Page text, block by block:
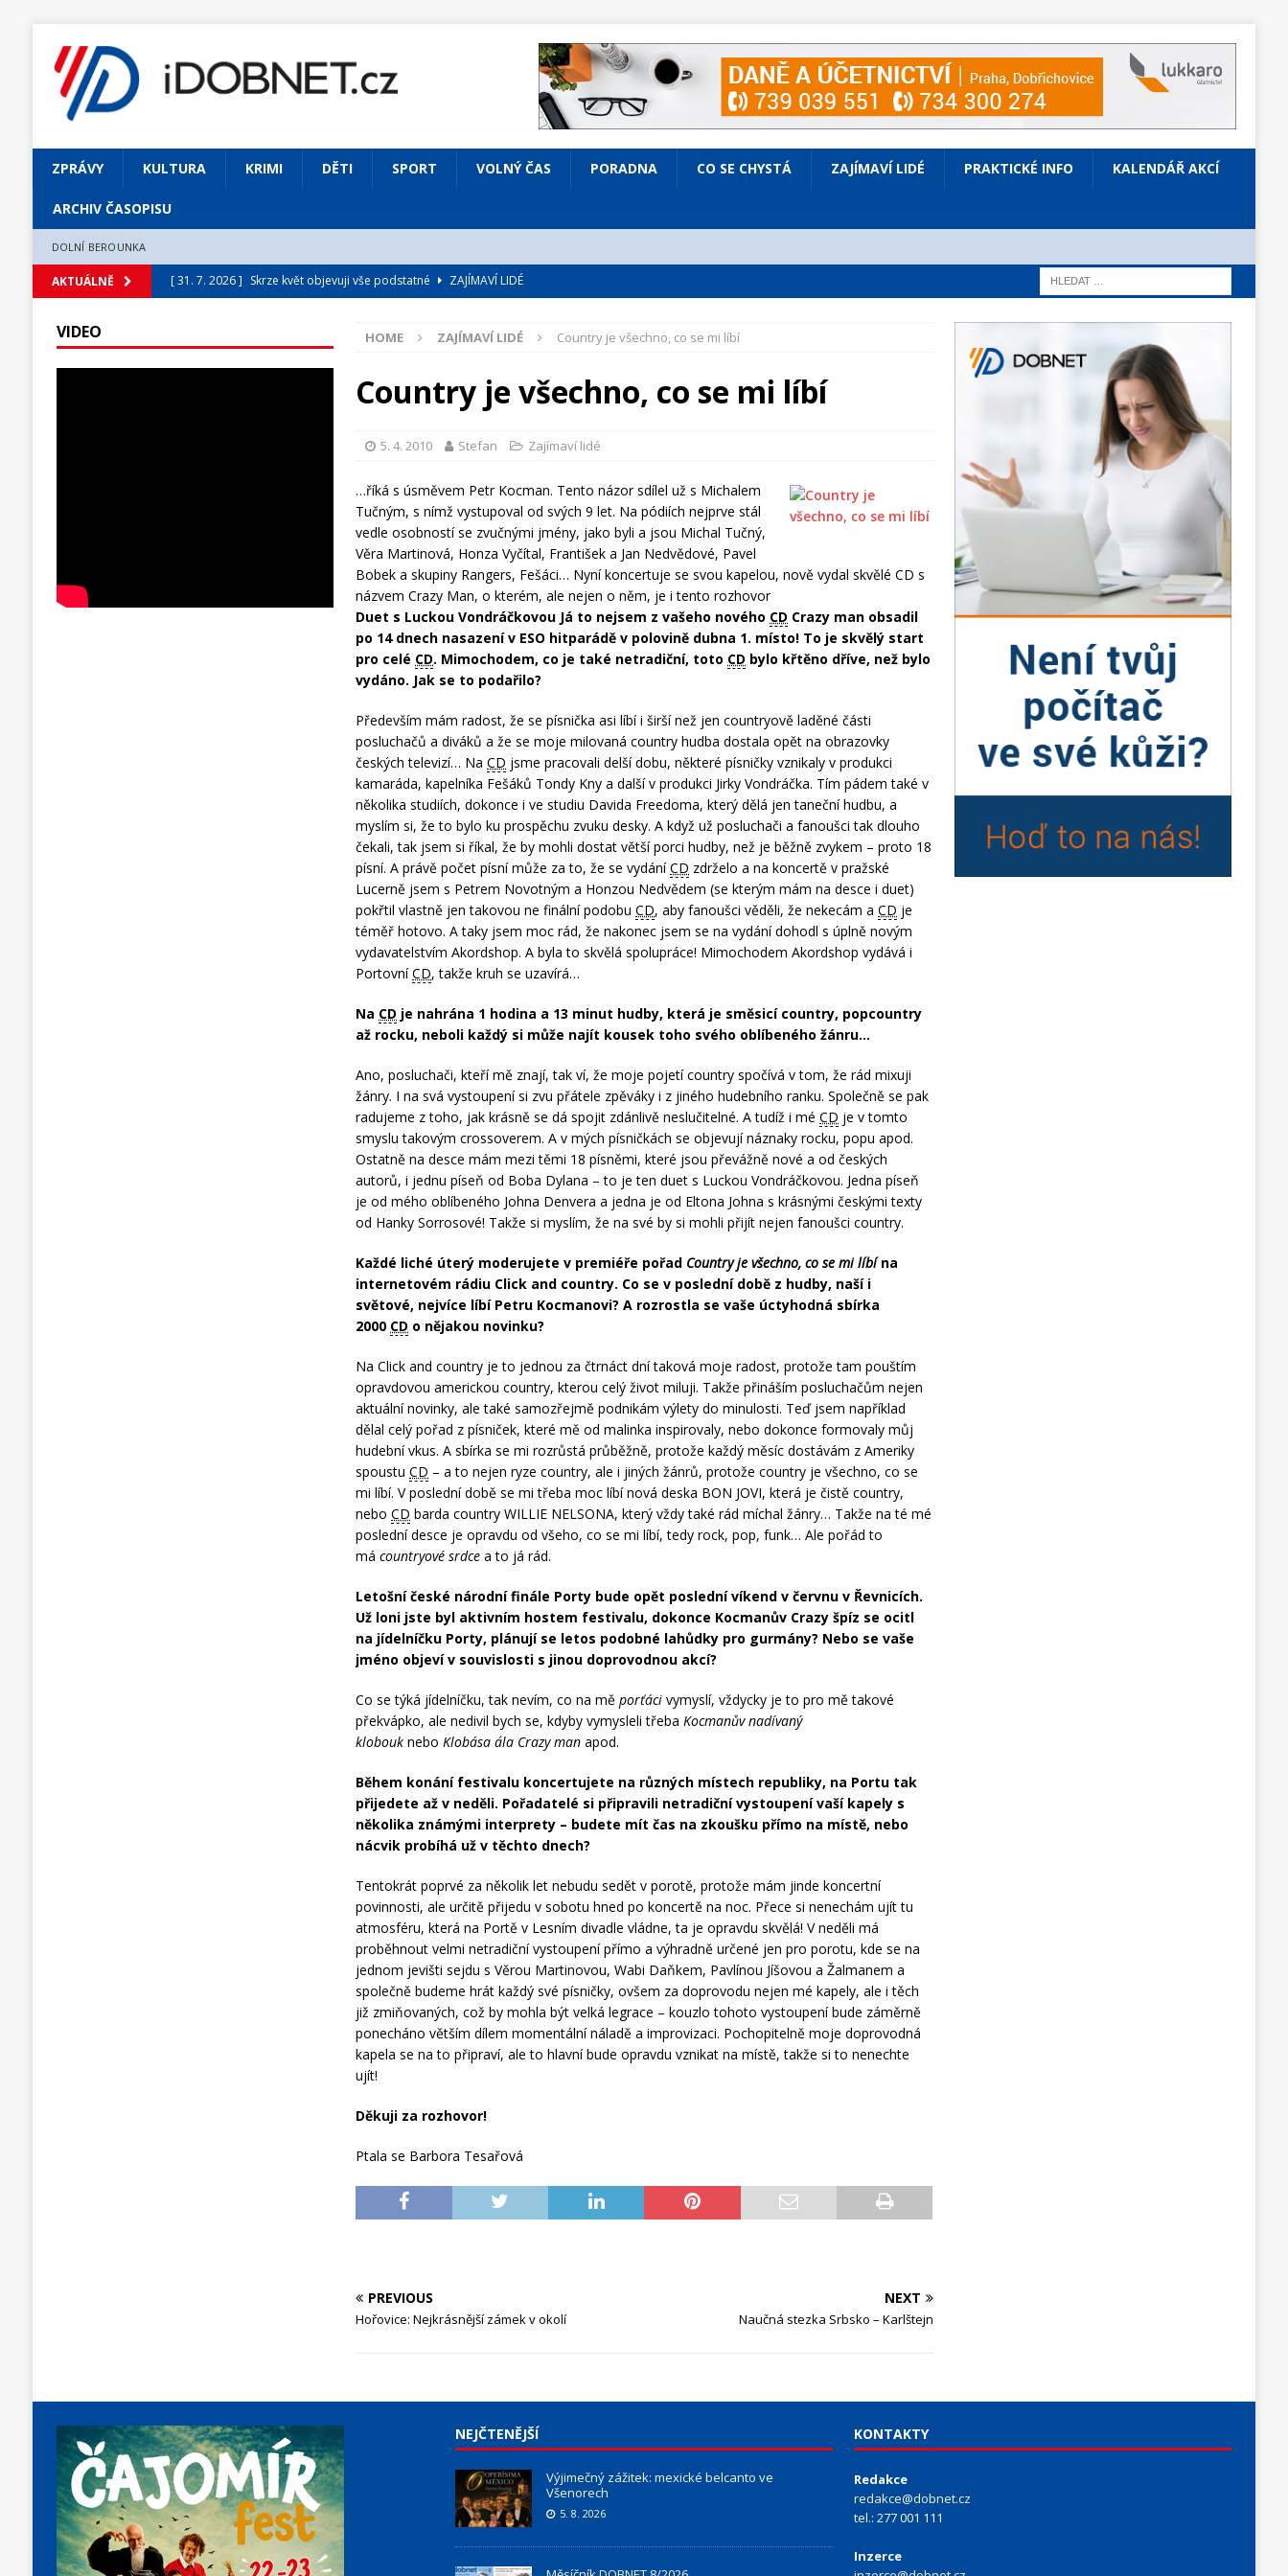
ZPRÁVY KULTURA KRIMI DĚTI SPORT VOLNÝ ČAS PORADNA CO SE CHYSTÁ ZAJÍMAVÍ LIDÉ PRAKTICKÉ INFO KALENDÁŘ AKCÍ
ARCHIV ČASOPISU
DOLNÍ BEROUNKA
AKTUÁLNĚ [ 31. 7. 2026 ] Skrze květ objevuji vše podstatné
ZAJÍMAVÍ LIDÉ
[ 31. 7. 2026 ] Zámek Liteň rozezní hvězdně obsazená Prodaná nevěsta
KULTURA
Výjimečný zážitek: mexické belcanto ve Všenorech
KULTURA
ARCHIV ČASOPISU
HOME ZAJÍMAVÍ LIDÉ Country je všechno, co se mi líbí
Country je všechno, co se mi líbí
5. 4. 2010 Stefan Zajímaví lidé
…říká s úsměvem Petr Kocman. Tento názor sdílel už s Michalem
Tučným, s nímž vystupoval od svých 9 let. Na pódiích nejprve stál
vedle osobností se zvučnými jmény, jako byli a jsou Michal Tučný,
Věra Martinová, Honza Vyčítal, František a Jan Nedvědové, Pavel
Bobek a skupiny Rangers, Fešáci… Nyní koncertuje se svou kapelou, nově vydal skvělé CD s
názvem Crazy Man, o kterém, ale nejen o něm, je i tento rozhovor
Duet s Luckou Vondráčkovou Já to nejsem z vašeho nového CD Crazy man obsadil
po 14 dnech nasazení v ESO hitparádě v polovině dubna 1. místo! To je skvělý start
pro celé CD. Mimochodem, co je také netradiční, toto CD bylo křtěno dříve, než bylo
vydáno. Jak se to podařilo?
Především mám radost, že se písnička asi líbí i širší než jen countryově laděné části
posluchačů a diváků a že se moje milovaná country hudba dostala opět na obrazovky
českých televizí… NaCD jsme pracovali delší dobu, některé písničky vznikaly v produkci
kamaráda, kapelníka Fešáků Tondy Kny a další v produkci Jirky Vondráčka. Tím pádem také v
několika studiích, dokonce i ve studiu Davida Freedoma, který dělá jen taneční hudbu, a
myslím si, že to bylo ku prospěchu zvuku desky. A když už posluchači a fanoušci tak dlouho
čekali, tak jsem si říkal, že by mohli dostat větší porci hudby, než je běžně zvykem – proto 18
písní. A právě počet písní může za to, že se vydáníCD zdrželo a na koncertě v pražské
Lucerně jsem s Petrem Novotným a Honzou Nedvědem (se kterým mám na desce i duet)
pokřtil vlastně jen takovou ne finální podobuCD, aby fanoušci věděli, že nekecám aCD je
téměř hotovo. A taky jsem moc rád, že nakonec jsem se na vydání dohodl s úplně novým
vydavatelstvím Akordshop. A byla to skvělá spolupráce! Mimochodem Akordshop vydává i
PortovníCD, takže kruh se uzavírá…
Na CD je nahrána 1 hodina a 13 minut hudby, která je směsicí country, popcountry
až rocku, neboli každý si může najít kousek toho svého oblíbeného žánru…
Ano, posluchači, kteří mě znají, tak ví, že moje pojetí country spočívá v tom, že rád mixuji
žánry. I na svá vystoupení si zvu přátele zpěváky i z jiného hudebního ranku. Společně se pak
radujeme z toho, jak krásně se dá spojit zdánlivě neslučitelné. A tudíž i méCD je v tomto
smyslu takovým crossoverem. A v mých písničkách se objevují náznaky rocku, popu apod.
Ostatně na desce mám mezi těmi 18 písněmi, které jsou převážně nové a od českých
autorů, i jednu píseň od Boba Dylana – to je ten duet s Luckou Vondráčkovou. Jedna píseň
je od mého oblíbeného Johna Denvera a jedna je od Eltona Johna s krásnými českými texty
od Hanky Sorrosové! Takže si myslím, že na své by si mohli přijít nejen fanoušci country.
Každé liché úterý moderujete v premiéře pořad Country je všechno, co se mi líbína
internetovém rádiu Click and country. Co se v poslední době z hudby, naší i
světové, nejvíce líbí Petru Kocmanovi? A rozrostla se vaše úctyhodná sbírka
2000 CD o nějakou novinku?
Na Click and country je to jednou za čtrnáct dní taková moje radost, protože tam pouštím
opravdovou americkou country, kterou celý život miluji. Takže přináším posluchačům nejen
aktuální novinky, ale také samozřejmě podnikám výlety do minulosti. Teď jsem například
dělal celý pořad z písniček, které mě od malinka inspirovaly, nebo dokonce formovaly můj
hudební vkus. A sbírka se mi rozrůstá průběžně, protože každý měsíc dostávám z Ameriky
spoustuCD – a to nejen ryze country, ale i jiných žánrů, protože country je všechno, co se
mi líbí. V poslední době se mi třeba moc líbí nová deska BON JOVI, která je čistě country,
neboCD barda country WILLIE NELSONA, který vždy také rád míchal žánry… Takže na té mé
poslední desce je opravdu od všeho, co se mi líbí, tedy rock, pop, funk… Ale pořád to
mácountryové srdce a to já rád.
Letošní české národní finále Porty bude opět poslední víkend v červnu v Řevnicích.
Už loni jste byl aktivním hostem festivalu, dokonce Kocmanův Crazy špíz se ocitl
na jídelníčku Porty, plánují se letos podobné lahůdky pro gurmány? Nebo se vaše
jméno objeví v souvislosti s jinou doprovodnou akcí?
Co se týká jídelníčku, tak nevím, co na měporťáci vymyslí, vždycky je to pro mě takové
překvápko, ale nedivil bych se, kdyby vymysleli třebaKocmanův nadívaný
klobouk neboKlobása a´la Crazy man apod.
Během konání festivalu koncertujete na různých místech republiky, na Portu tak
přijedete až v neděli. Pořadatelé si připravili netradiční vystoupení vaší kapely s
několika známými interprety – budete mít čas na zkoušku přímo na místě, nebo
nácvik probíhá už v těchto dnech?
Tentokrát poprvé za několik let nebudu sedět v porotě, protože mám jinde koncertní
povinnosti, ale určitě přijedu v sobotu hned po koncertě na noc. Přece si nenechám ujít tu
atmosféru, která na Portě v Lesním divadle vládne, ta je opravdu skvělá! V neděli má
proběhnout velmi netradiční vystoupení přímo a výhradně určené jen pro porotu, kde se na
jednom jevišti sejdu s Věrou Martinovou, Wabi Daňkem, Pavlínou Jíšovou a Žalmanem a
společně budeme hrát každý své písničky, ovšem za doprovodu nejen mé kapely, ale i těch
již zmiňovaných, což by mohla být velká legrace – kouzlo tohoto vystoupení bude záměrně
ponecháno větším dílem momentální náladě a improvizaci. Pochopitelně moje doprovodná
kapela se na to připraví, ale to hlavní bude opravdu vznikat na místě, takže si to nenechte
ujít!
Děkuji za rozhovor!
Ptala se Barbora Tesařová
PREVIOUS
Hořovice: Nejkrásnější zámek v okolí
NEXT
Naučná stezka Srbsko – Karlštejn
VIDEO
NEJČTENĚJŠÍ
Výjimečný zážitek: mexické belcanto ve
Všenorech
5. 8. 2026
KONTAKTY
Redakce
redakce@dobnet.cz
tel.: 277 001 111
Inzerce